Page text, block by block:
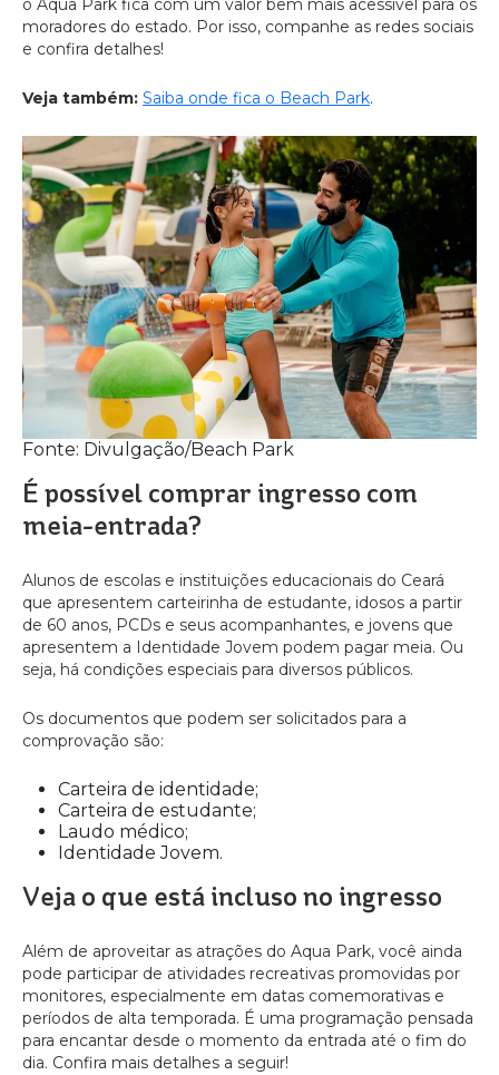
moradores do estado. Por isso, companhe as redes sociais
e confira detalhes!
Veja também: Saiba onde fica o Beach Park.
Fonte: Divulgação/Beach Park
É possível comprar ingresso com
meia-entrada?
Alunos de escolas e instituições educacionais do Ceará
que apresentem carteirinha de estudante, idosos a partir
de 60 anos, PCDs e seus acompanhantes, e jovens que
apresentem a Identidade Jovem podem pagar meia. Ou
seja, há condições especiais para diversos públicos.
Os documentos que podem ser solicitados para a
comprovação são:
Carteira de identidade;
Carteira de estudante;
Laudo médico;
Identidade Jovem.
Veja o que está incluso no ingresso
Além de aproveitar as atrações do Aqua Park, você ainda
pode participar de atividades recreativas promovidas por
monitores, especialmente em datas comemorativas e
períodos de alta temporada. É uma programação pensada
para encantar desde o momento da entrada até o fim do
dia. Confira mais detalhes a seguir!